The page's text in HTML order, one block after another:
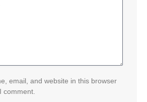
email, and website in this browser
comment.